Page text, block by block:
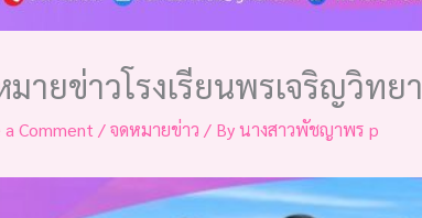
ายข่าวโรงเรียนพรเจริญวิทยา
a Comment /จดหมายข่าว / Byนางสาวพัชญาพร p